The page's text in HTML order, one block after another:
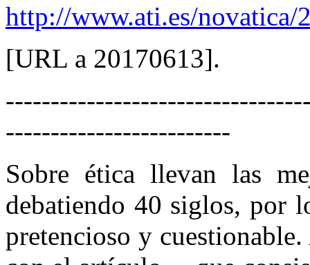
http://www.ati.es/novatica/
[URL a 20170613].
-------------------------
Sobre ética llevan las
debatiendo 40 siglos, por
pretencioso y